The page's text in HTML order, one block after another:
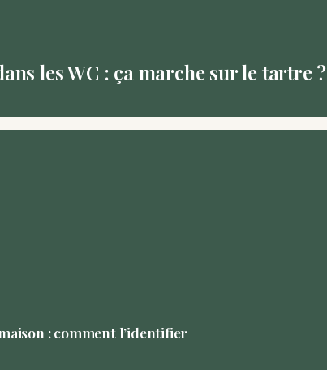
les WC : ça marche sur le tartre ?
: comment l’identifier